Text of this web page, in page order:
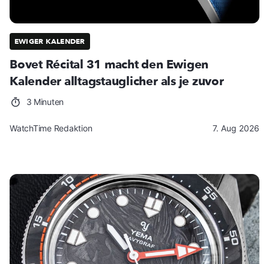
EWIGER KALENDER
Bovet Récital 31 macht den Ewigen
Kalender alltagstauglicher als je zuvor
3 Minuten
WatchTime Redaktion 7. Aug 2026